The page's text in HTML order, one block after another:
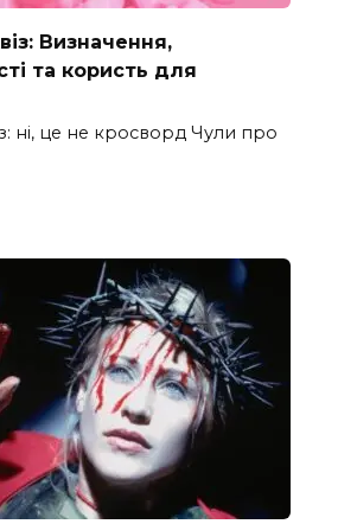
Визначення,
та користь для
ні, це не кросворд Чули про